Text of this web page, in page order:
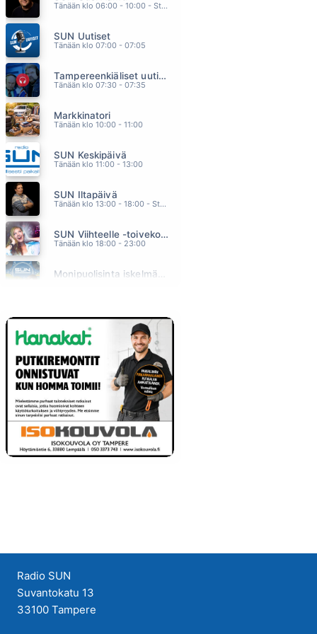
18.54
18.48
18.44
18.38
18.35
Tänään klo 06:00 - 10:00 - Studiossa: Kimmo Hoivassilta
SUN Uutiset
Tänään klo 07:00 - 07:05
Tampereenkiäliset uutiset
Tänään klo 07:30 - 07:35
Markkinatori
Tänään klo 10:00 - 11:00
SUN Keskipäivä
Tänään klo 11:00 - 13:00
SUN Iltapäivä
Tänään klo 13:00 - 18:00 - Studiossa: Kaisu Lämsä
SUN Viihteelle -toivekonsertti
Tänään klo 18:00 - 23:00
Radio SUN
Suvantokatu 13
33100 Tampere